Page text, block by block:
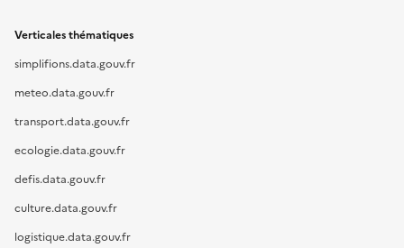
Verticales thématiques
simplifions.data.gouv.fr
meteo.data.gouv.fr
transport.data.gouv.fr
ecologie.data.gouv.fr
defis.data.gouv.fr
culture.data.gouv.fr
logistique.data.gouv.fr